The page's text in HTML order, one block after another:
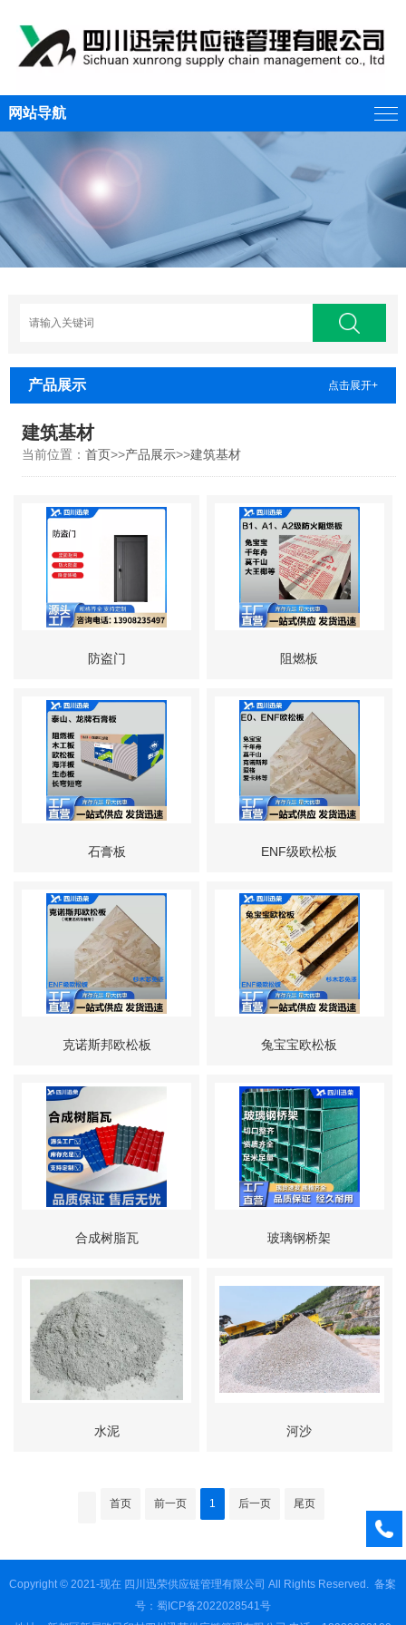
网站导航
产品展示 点击展开+
建筑基材
当前位置： 首页>>产品展示>>建筑基材
防盗门 阻燃板
石膏板 ENF级欧松板
克诺斯邦欧松板 兔宝宝欧松板
合成树脂瓦 玻璃钢桥架
水泥 河沙
首页 前一页 1 后一页 尾页
Copyright © 2021-现在 四川迅荣供应链管理有限公司 All Rights Reserved.备案
号：蜀ICP备2022028541号